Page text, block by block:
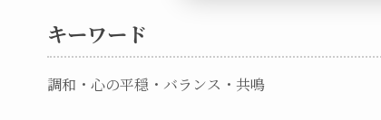
キーワード
調和・心の平穏・バランス・共鳴